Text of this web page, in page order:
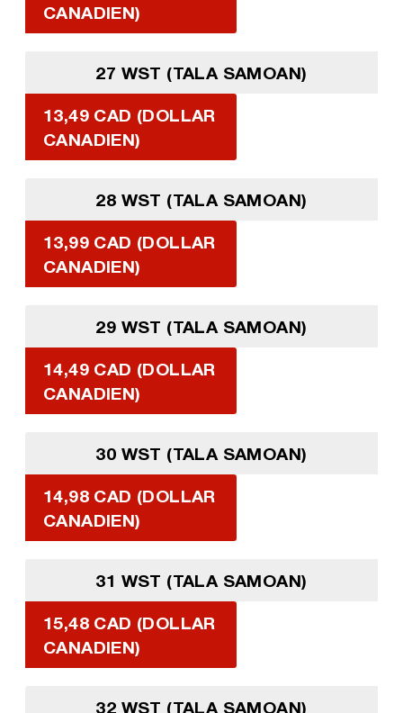
CANADIEN)
27 WST (TALA SAMOAN)
13,49 CAD (DOLLAR
CANADIEN)
28 WST (TALA SAMOAN)
13,99 CAD (DOLLAR
CANADIEN)
29 WST (TALA SAMOAN)
14,49 CAD (DOLLAR
CANADIEN)
30 WST (TALA SAMOAN)
14,98 CAD (DOLLAR
CANADIEN)
31 WST (TALA SAMOAN)
15,48 CAD (DOLLAR
CANADIEN)
32 WST (TALA SAMOAN)